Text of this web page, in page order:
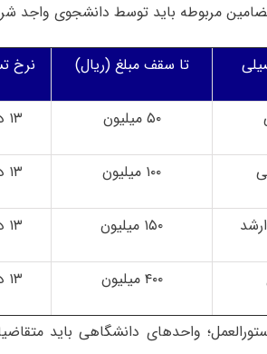
مربوطه باید توسط دانشجوی واجد
تا سقف مبلغ (ریال) نرخ
۵۰ میلیون ۱۳ درصد
۱۰۰ میلیون ۱۳ درصد
۱۵۰ میلیون ۱۳ درصد
۴۰۰ میلیون ۱۳ درصد
واحدهای دانشگاهی باید